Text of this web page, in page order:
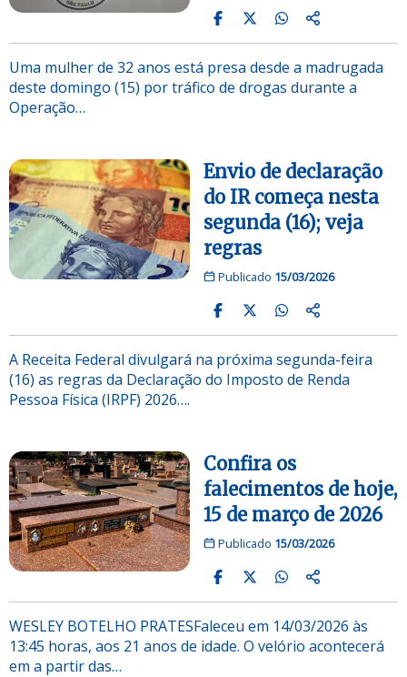
Uma mulher de 32 anos está presa desde a madrugada
deste domingo (15) por tráfico de drogas durante a
Operação…
Envio de declaração
do IR começa nesta
segunda (16); veja
regras
Publicado 15/03/2026
A Receita Federal divulgará na próxima segunda-feira
(16) as regras da Declaração do Imposto de Renda
Pessoa Física (IRPF) 2026….
Confira os
falecimentos de hoje,
15 de março de 2026
Publicado 15/03/2026
WESLEY BOTELHO PRATESFaleceu em 14/03/2026 às
13:45 horas, aos 21 anos de idade. O velório acontecerá
em a partir das…